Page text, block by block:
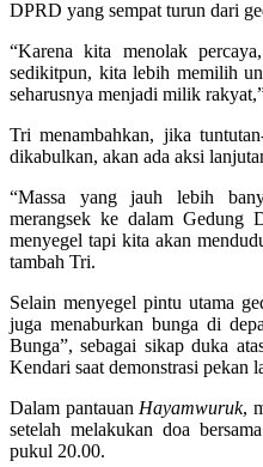
DPRD yang sempat turun dari
“Karena kita menolak
sedikitpun, kita lebih memilih
seharusnya menjadi milik
Tri menambahkan, jika
dikabulkan, akan ada aksi
“Massa yang jauh lebih
merangsek ke dalam Gedung
menyegel tapi kita akan
tambah Tri.
Selain menyegel pintu utama
juga menaburkan bunga di
Bunga”, sebagai sikap duka
Kendari saat demonstrasi pekan
Dalam pantauan Hayamwuruk,
setelah melakukan doa
pukul 20.00.